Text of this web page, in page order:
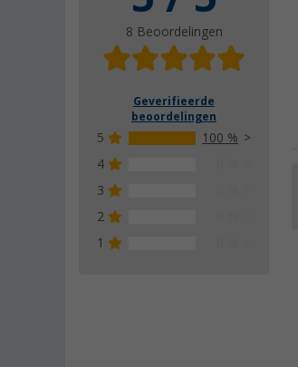
8 Beoordelingen
Geverifieerde
beoordelingen
5
100 %
4
3
2
1